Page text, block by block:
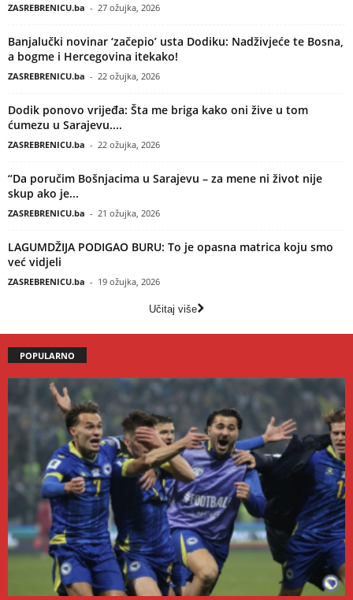
ZASREBRENICU.ba - 27 ožujka, 2026
Banjalučki novinar ‘začepio’ usta Dodiku: Nadživjeće te Bosna,
a bogme i Hercegovina itekako!
ZASREBRENICU.ba - 22 ožujka, 2026
Dodik ponovo vrijeđa: Šta me briga kako oni žive u tom
ćumezu u Sarajevu....
ZASREBRENICU.ba - 22 ožujka, 2026
“Da poručim Bošnjacima u Sarajevu – za mene ni život nije
skup ako je...
ZASREBRENICU.ba - 21 ožujka, 2026
LAGUMDŽIJA PODIGAO BURU: To je opasna matrica koju smo
već vidjeli
ZASREBRENICU.ba - 19 ožujka, 2026
Učitaj više
POPULARNO